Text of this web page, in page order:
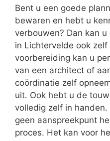
Bent u een goede
bewaren en hebt u
verbouwen? Dan kan
in Lichtervelde ook zelf
voorbereiding kan u
van een architect of
coördinatie zelf
uit. Ook hebt u de
volledig zelf in
geen aanspreekpunt
proces. Het kan voor